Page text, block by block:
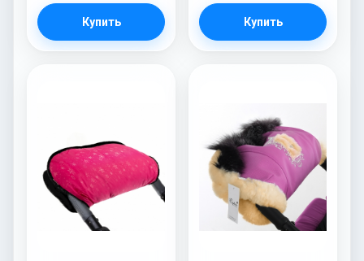
Купить Купить